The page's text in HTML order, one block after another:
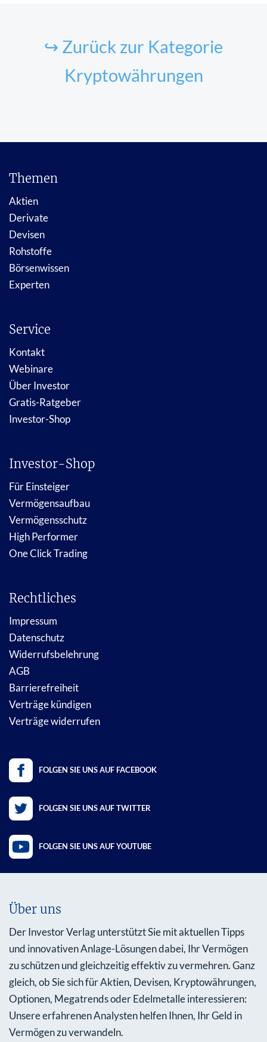
↪ Zurück zur Kategorie
Kryptowährungen
Themen
Aktien
Derivate
Devisen
Rohstoffe
Börsenwissen
Experten
Service
Kontakt
Webinare
Über Investor
Gratis-Ratgeber
Investor-Shop
Investor-Shop
Für Einsteiger
Vermögensaufbau
Vermögensschutz
High Performer
One Click Trading
Rechtliches
Impressum
Datenschutz
Widerrufsbelehrung
AGB
Barrierefreiheit
Verträge kündigen
Verträge widerrufen
FOLGEN SIE UNS AUF FACEBOOK
FOLGEN SIE UNS AUF TWITTER
FOLGEN SIE UNS AUF YOUTUBE
Über uns
Der Investor Verlag unterstützt Sie mit aktuellen Tipps
und innovativen Anlage-Lösungen dabei, Ihr Vermögen
zu schützen und gleichzeitig effektiv zu vermehren. Ganz
gleich, ob Sie sich für Aktien, Devisen, Kryptowährungen,
Optionen, Megatrends oder Edelmetalle interessieren:
Unsere erfahrenen Analysten helfen Ihnen, Ihr Geld in
Vermögen zu verwandeln.